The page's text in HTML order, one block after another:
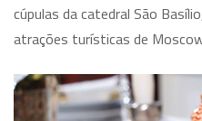
cúpulas da catedral São
atrações turísticas de